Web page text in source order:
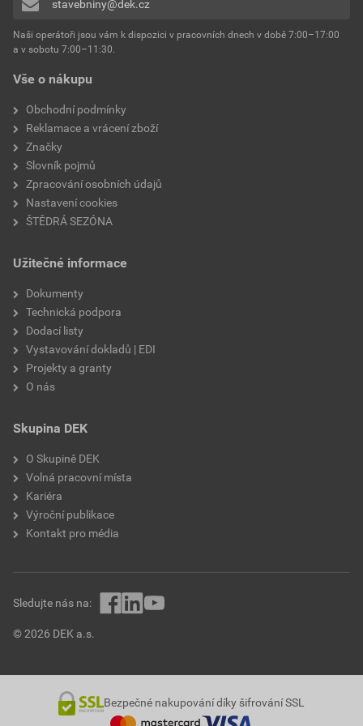
barva bílá
tvarové provedení
čidlo pohybu
RGB
bluetooth
Wi-Fi
provedení krytu
dálkové ovládání
typ napětí
životnost
výška
třída ochrany
Přidávat hodnocení může pouze přihlášený uživatel.
Vše o nákupu
Obchodní podmínky
Reklamace a vrácení zboží
Značky
Slovník pojmů
Zpracování osobních údajů
Nastavení cookies
ŠTĚDRÁ SEZÓNA
Užitečné informace
Dokumenty
Technická podpora
Dodací listy
Vystavování dokladů | EDI
Projekty a granty
O nás
Skupina DEK
O Skupině DEK
Volná pracovní místa
Kariéra
Výroční publikace
Kontakt pro média
stavebniny@dek.cz
Naši operátoři jsou vám k dispozici v pracovních dnech v době 7:00–17:00
a v sobotu 7:00–11:30.
© 2026 DEK a.s.
Sledujte nás na:
Bezpečné nakupování díky šifrování SSL